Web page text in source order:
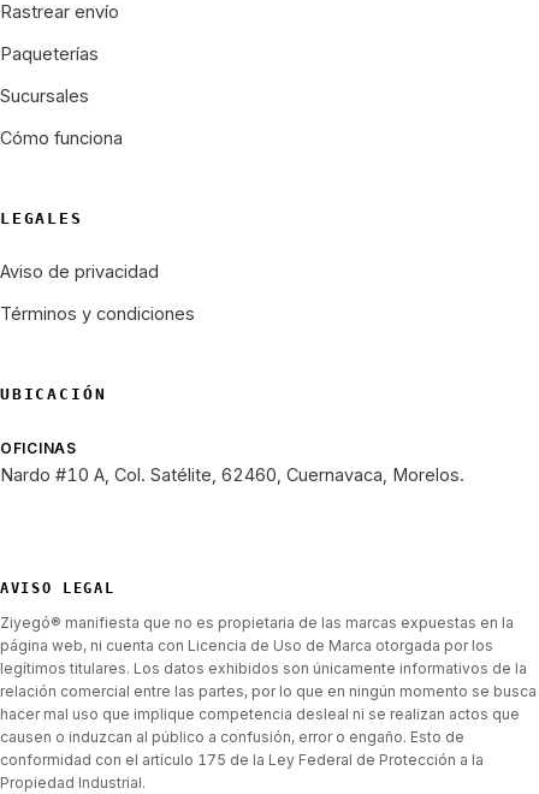
Rastrear envío
Paqueterías
Sucursales
Cómo funciona
LEGALES
Aviso de privacidad
Términos y condiciones
UBICACIÓN
OFICINAS
Nardo #10 A, Col. Satélite, 62460, Cuernavaca, Morelos.
AVISO LEGAL
Ziyegó® manifiesta que no es propietaria de las marcas expuestas en la
página web, ni cuenta con Licencia de Uso de Marca otorgada por los
legítimos titulares. Los datos exhibidos son únicamente informativos de la
relación comercial entre las partes, por lo que en ningún momento se busca
hacer mal uso que implique competencia desleal ni se realizan actos que
causen o induzcan al público a confusión, error o engaño. Esto de
conformidad con el artículo 175 de la Ley Federal de Protección a la
Propiedad Industrial.